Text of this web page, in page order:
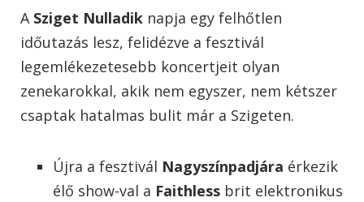
A Sziget Nulladik napja egy felhőtlen
időutazás lesz, felidézve a fesztivál
legemlékezetesebb koncertjeit olyan
zenekarokkal, akik nem egyszer, nem kétszer
csaptak hatalmas bulit már a Szigeten.
Újra a fesztivál Nagyszínpadjára érkezik
élő show-val a Faithless brit elektronikus